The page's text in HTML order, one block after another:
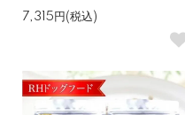
7,315円(税込)